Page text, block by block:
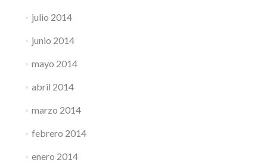
julio 2014
junio 2014
mayo 2014
abril 2014
marzo 2014
febrero 2014
enero 2014